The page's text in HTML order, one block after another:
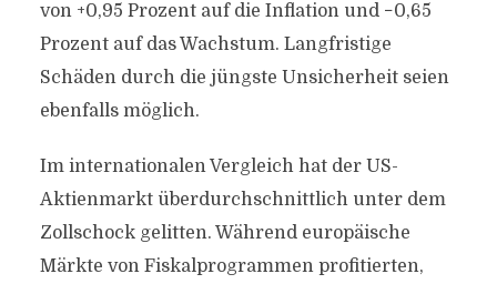
von +0,95 Prozent auf die Inflation und −0,65
Prozent auf das Wachstum. Langfristige
Schäden durch die jüngste Unsicherheit seien
ebenfalls möglich.
Im internationalen Vergleich hat der US-
Aktienmarkt überdurchschnittlich unter dem
Zollschock gelitten. Während europäische
Märkte von Fiskalprogrammen profitierten,